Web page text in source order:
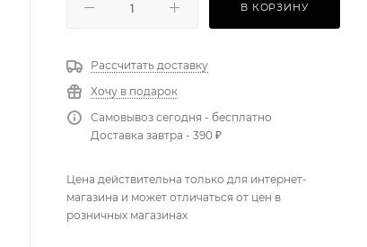
В КОРЗИНУ
Рассчитать доставку
Хочу в подарок
Самовывоз сегодня - бесплатно
Доставка завтра - 390 ₽
Цена действительна только для интернет-
магазина и может отличаться от цен в
розничных магазинах